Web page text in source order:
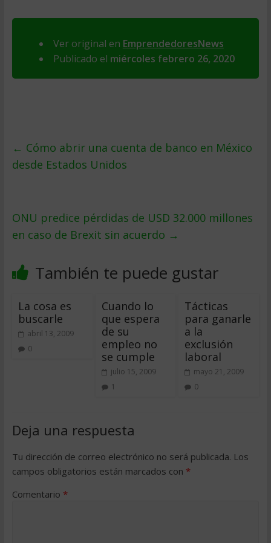
Ver original en EmprendedoresNews
Publicado el miércoles febrero 26, 2020
← Cómo abrir una cuenta de banco en México
desde Estados Unidos
ONU predice pérdidas de USD 32.000 millones
en caso de Brexit sin acuerdo →
También te puede gustar
La cosa es
buscarle
abril 13, 2009
0
Cuando lo
que espera
de su
empleo no
se cumple
julio 15, 2009
1
Tácticas
para ganarle
a la
exclusión
laboral
mayo 21, 2009
0
Deja una respuesta
Tu dirección de correo electrónico no será publicada. Los
campos obligatorios están marcados con *
Comentario *